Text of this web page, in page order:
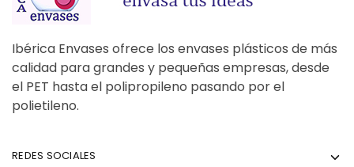
Ibérica Envases ofrece los envases plásticos de más
calidad para grandes y pequeñas empresas, desde
el PET hasta el polipropileno pasando por el
polietileno.
REDES SOCIALES